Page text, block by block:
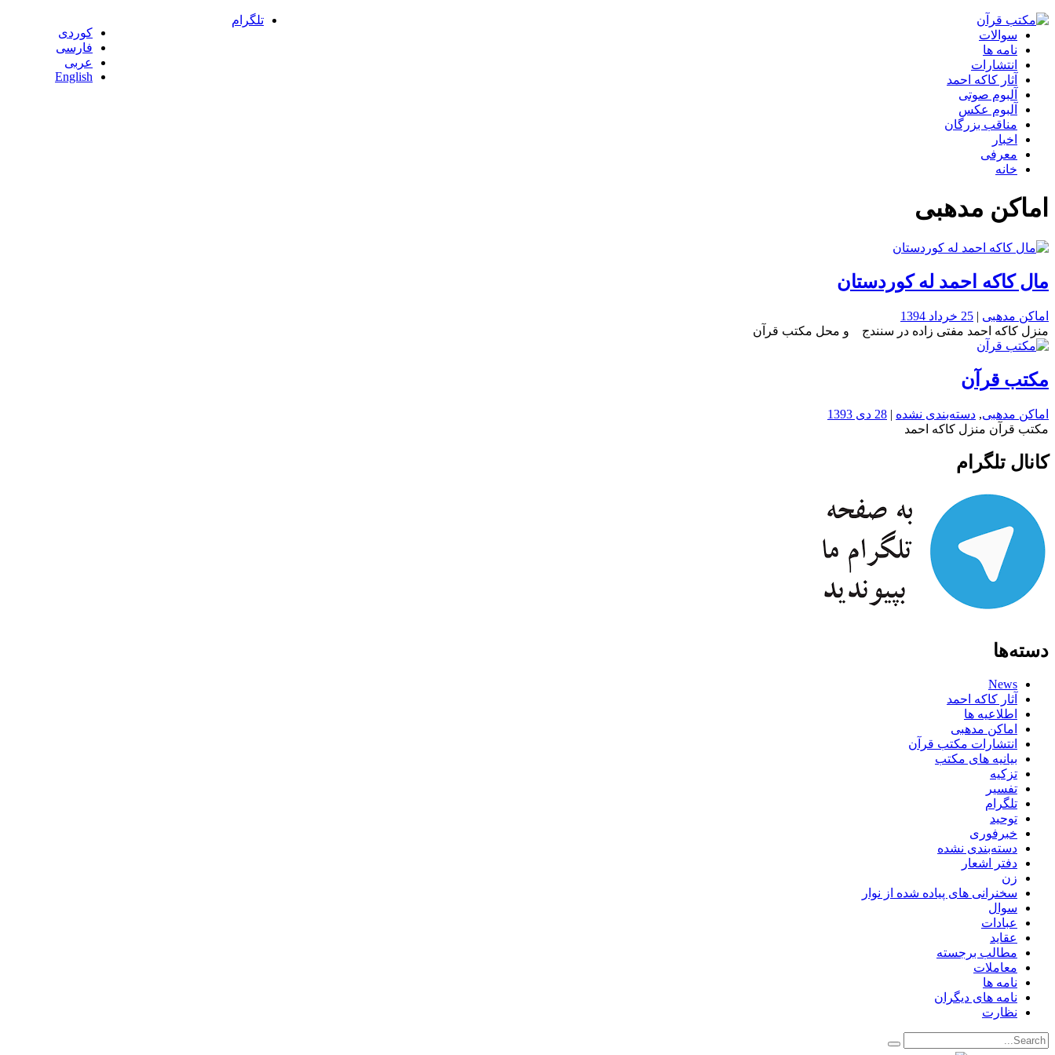
کوردی
فارسی
عربی
English
تلگرام
سوالات
نامه ها
انتشارات
آثار کاکه احمد
آلبوم صوتی
‌آلبوم عکس
مناقب بزرگان
اخبار
معرفی
خانه
اماکن مدهبی
مال کاکه احمد له کوردستان
اماکن مدهبی | 25 خرداد 1394
منزل کاکه احمد مفتی زاده در سنندج و محل مکتب قرآن
مکتب قرآن
اماکن مدهبی, دسته‌بندی نشده | 28 دی 1393
مکتب قرآن منزل کاکه احمد
کانال تلگرام
دسته‌ها
News
آثار کاکه احمد
اطلاعیه ها
اماکن مدهبی
انتشارات مکتب قرآن
بیانیه های مکتب
تزکیه
تفسیر
تلگرام
توحید
خبرفوری
دسته‌بندی نشده
دفتر اشعار
زن
سخنرانی های پیاده شده از نوار
سوال
عبادات
عقاید
مطالب برجسته
معاملات
نامه ها
نامه های دیگران
نظارت